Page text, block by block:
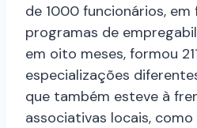
de 1000 funcionários, em
programas de
em oito meses, formou
especializações
que também esteve à
associativas locais,